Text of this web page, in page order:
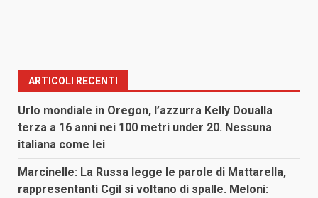
ARTICOLI RECENTI
Urlo mondiale in Oregon, l’azzurra Kelly Doualla
terza a 16 anni nei 100 metri under 20. Nessuna
italiana come lei
Marcinelle: La Russa legge le parole di Mattarella,
rappresentanti Cgil si voltano di spalle. Meloni: